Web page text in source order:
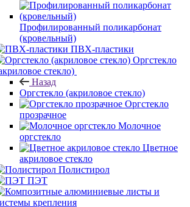
Профилированный поликарбонат
(кровельный)
ПВХ-пластики
Оргстекло
стекло)
Назад
Оргстекло (акриловое стекло)
Оргстекло
прозрачное
Молочное
оргстекло
Цветное
акриловое стекло
Полистирол
ПЭТ